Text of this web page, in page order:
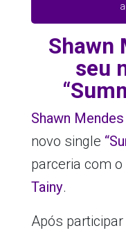
Shawn
seu
Shawn Mendes
novo single
parceria com
Tainy.
Após